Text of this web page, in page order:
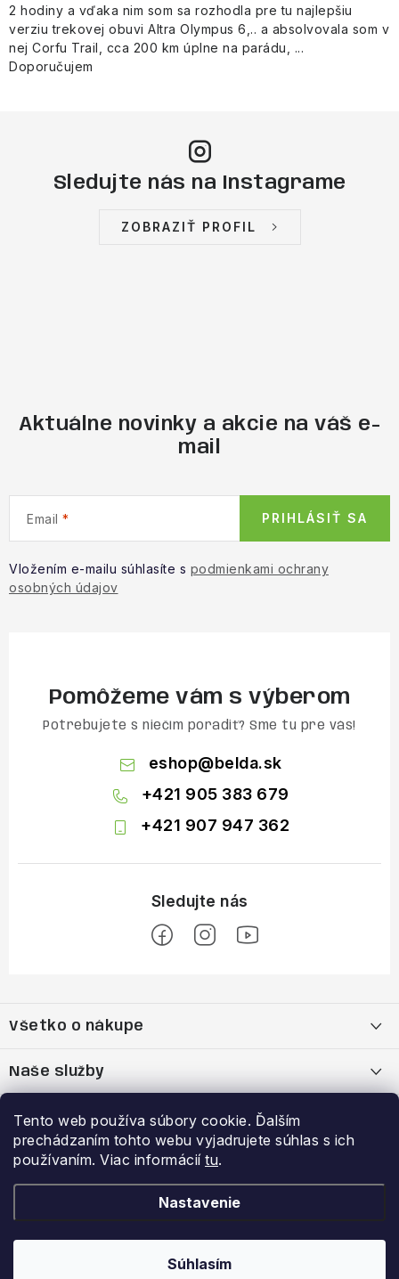
Tento web používa súbory cookie. Ďalším
prechádzaním tohto webu vyjadrujete súhlas s ich
používaním. Viac informácií tu.
Nastavenie
Súhlasím
2 hodiny a vďaka nim som sa rozhodla pre tu najlepšiu
verziu trekovej obuvi Altra Olympus 6,.. a absolvovala som v
nej Corfu Trail, cca 200 km úplne na parádu, ...
Doporučujem
Sledujte nás na Instagrame
ZOBRAZIŤ PROFIL
Aktuálne novinky a akcie na váš e-
mail
Email
Vložením e-mailu súhlasíte s podmienkami ochrany
osobných údajov
PRIHLÁSIŤ SA
Pomôžeme vám s výberom
Potrebujete s niečím poradiť? Sme tu pre vás!
eshop@belda.sk
+421 905 383 679
+421 907 947 362
p
ä
t
Všetko o nákupe
OBCHODNÉ PODMIENKY
Zásady spracovania a ochrany osobných údajov
Reklamačný poriadok
Naše služby
Bootfitting - Tvarovanie Lyžiarok v Nitre
Dynamická analýza chodidla
Požičovňa lyží
Výhody a zľavy
Garancia najnižšej ceny
Prihlásenie
Belda.sk . Všetky práva vyhradené.